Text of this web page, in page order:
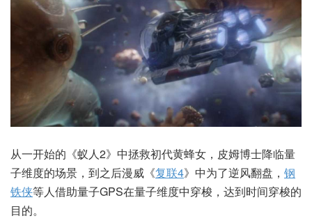
从一开始的《蚁人2》中拯救初代黄蜂女，皮姆博士降临量
子维度的场景，到之后漫威《复联4》中为了逆风翻盘， 钢
铁侠等人借助量子GPS在量子维度中穿梭，达到时间穿梭的
目的。